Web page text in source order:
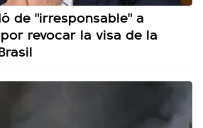
de "irresponsable" a
revocar la visa de la